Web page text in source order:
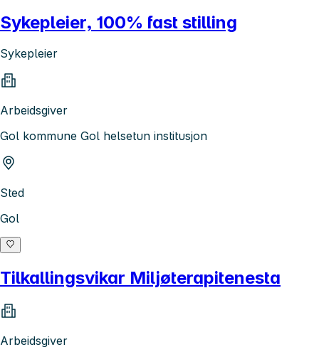
Sykepleier, 100% fast stilling
Sykepleier
Arbeidsgiver
Gol kommune Gol helsetun institusjon
Sted
Gol
Tilkallingsvikar Miljøterapitenesta
Arbeidsgiver